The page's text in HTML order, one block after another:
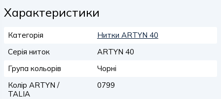
Характеристики
Категорія
Нитки ARTYN 40
Серія ниток
ARTYN 40
Група кольорів
Чорні
Колір ARTYN /
TALIA
0799